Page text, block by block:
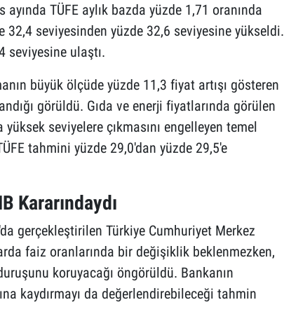
TÜFE aylık bazda yüzde 1,71 oranında
32,4 seviyesinden yüzde 32,6 seviyesine yükseldi.
seviyesine ulaştı.
büyük ölçüde yüzde 11,3 fiyat artışı gösteren
görüldü. Gıda ve enerji fiyatlarında görülen
seviyelere çıkmasını engelleyen temel
tahmini yüzde 29,0'dan yüzde 29,5'e
Kararındaydı
gerçekleştirilen Türkiye Cumhuriyet Merkez
faiz oranlarında bir değişiklik beklenmezken,
koruyacağı öngörüldü. Bankanın
kaydırmayı da değerlendirebileceği tahmin